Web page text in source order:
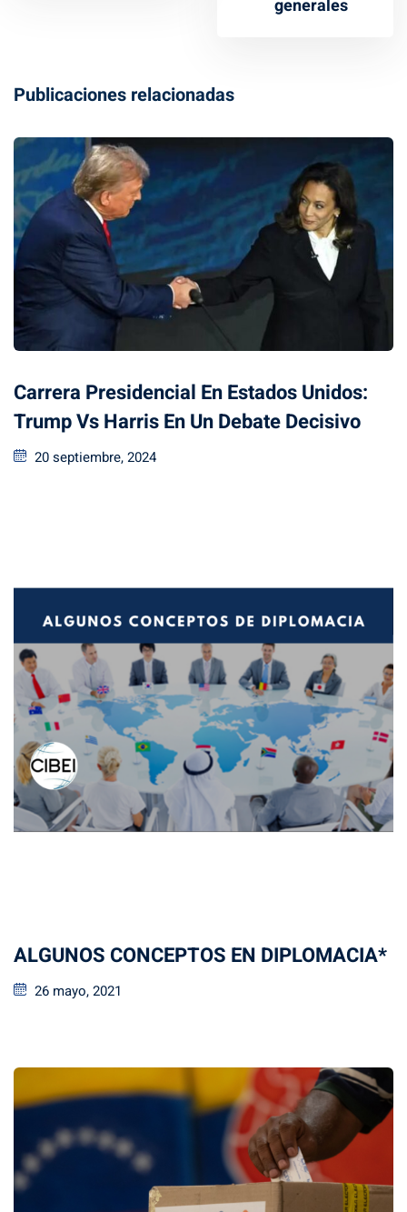
generales
Publicaciones relacionadas
Carrera Presidencial En Estados Unidos:
Trump Vs Harris En Un Debate Decisivo
20 septiembre, 2024
ALGUNOS CONCEPTOS EN DIPLOMACIA*
26 mayo, 2021